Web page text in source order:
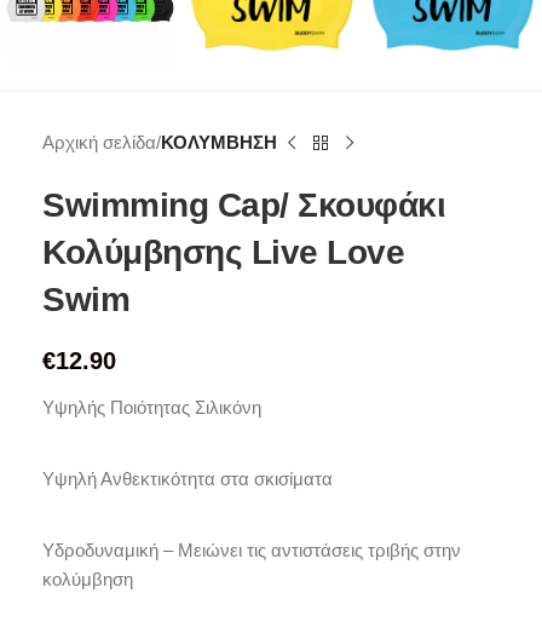
Αρχική σελίδα ΚΟΛΥΜΒΗΣΗ
Swimming Cap/ Σκουφάκι
Κολύμβησης Live Love
Swim
€12.90
Υψηλής Ποιότητας Σιλικόνη
Υψηλή Ανθεκτικότητα στα σκισίματα
Υδροδυναμική – Μειώνει τις αντιστάσεις τριβής στην
κολύμβηση